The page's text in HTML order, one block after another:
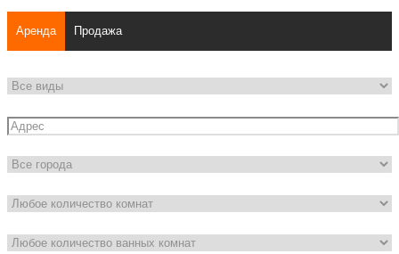
Аренда Продажа